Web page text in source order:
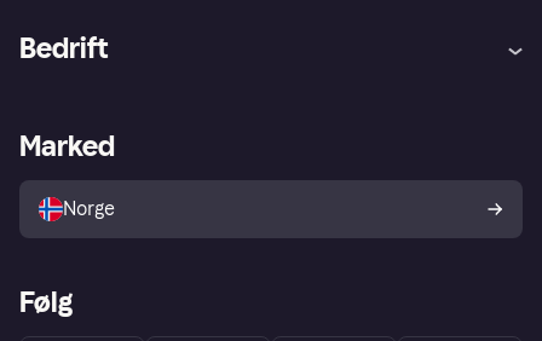
Utforsk butikker
Bedrift
Merchant portal
Marked
Norge
Følg